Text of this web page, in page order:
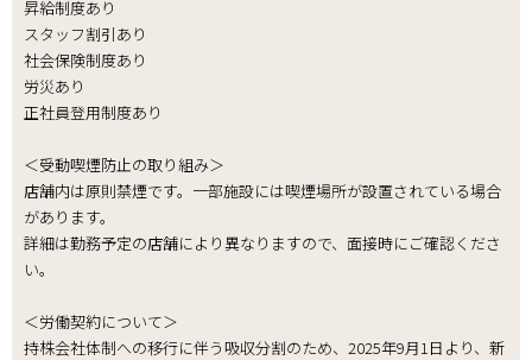
昇給制度あり
スタッフ割引あり
社会保険制度あり
労災あり
正社員登用制度あり
＜受動喫煙防止の取り組み＞
店舗内は原則禁煙です。一部施設には喫煙場所が設置されている場合
があります。
詳細は勤務予定の店舗により異なりますので、面接時にご確認くださ
い。
＜労働契約について＞
持株会社体制への移行に伴う吸収分割のため、2025年9月1日より、新